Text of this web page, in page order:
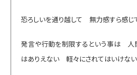
恐ろしいを通り越して 無力感すら感じ
発言や行動を制限するという事は 人
はありえない 軽々にされてはいけな